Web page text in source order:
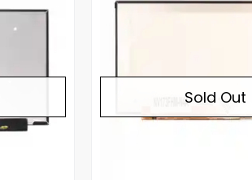
Sold Out